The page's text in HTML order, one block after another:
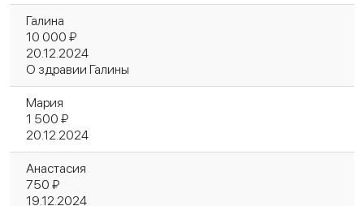
Галина
10 000 ₽
20.12.2024
О здравии Галины
Мария
1 500 ₽
20.12.2024
Анастасия
750 ₽
19.12.2024